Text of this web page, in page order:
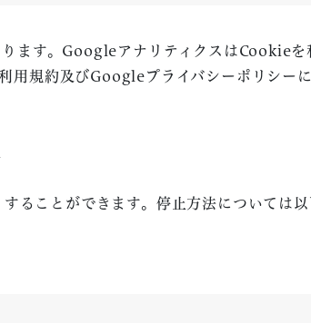
ます。GoogleアナリティクスはCookie
規約及びGoogleプライバシーポリシーに
ることができます。停止方法については以